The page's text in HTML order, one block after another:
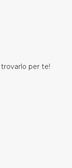
per te!